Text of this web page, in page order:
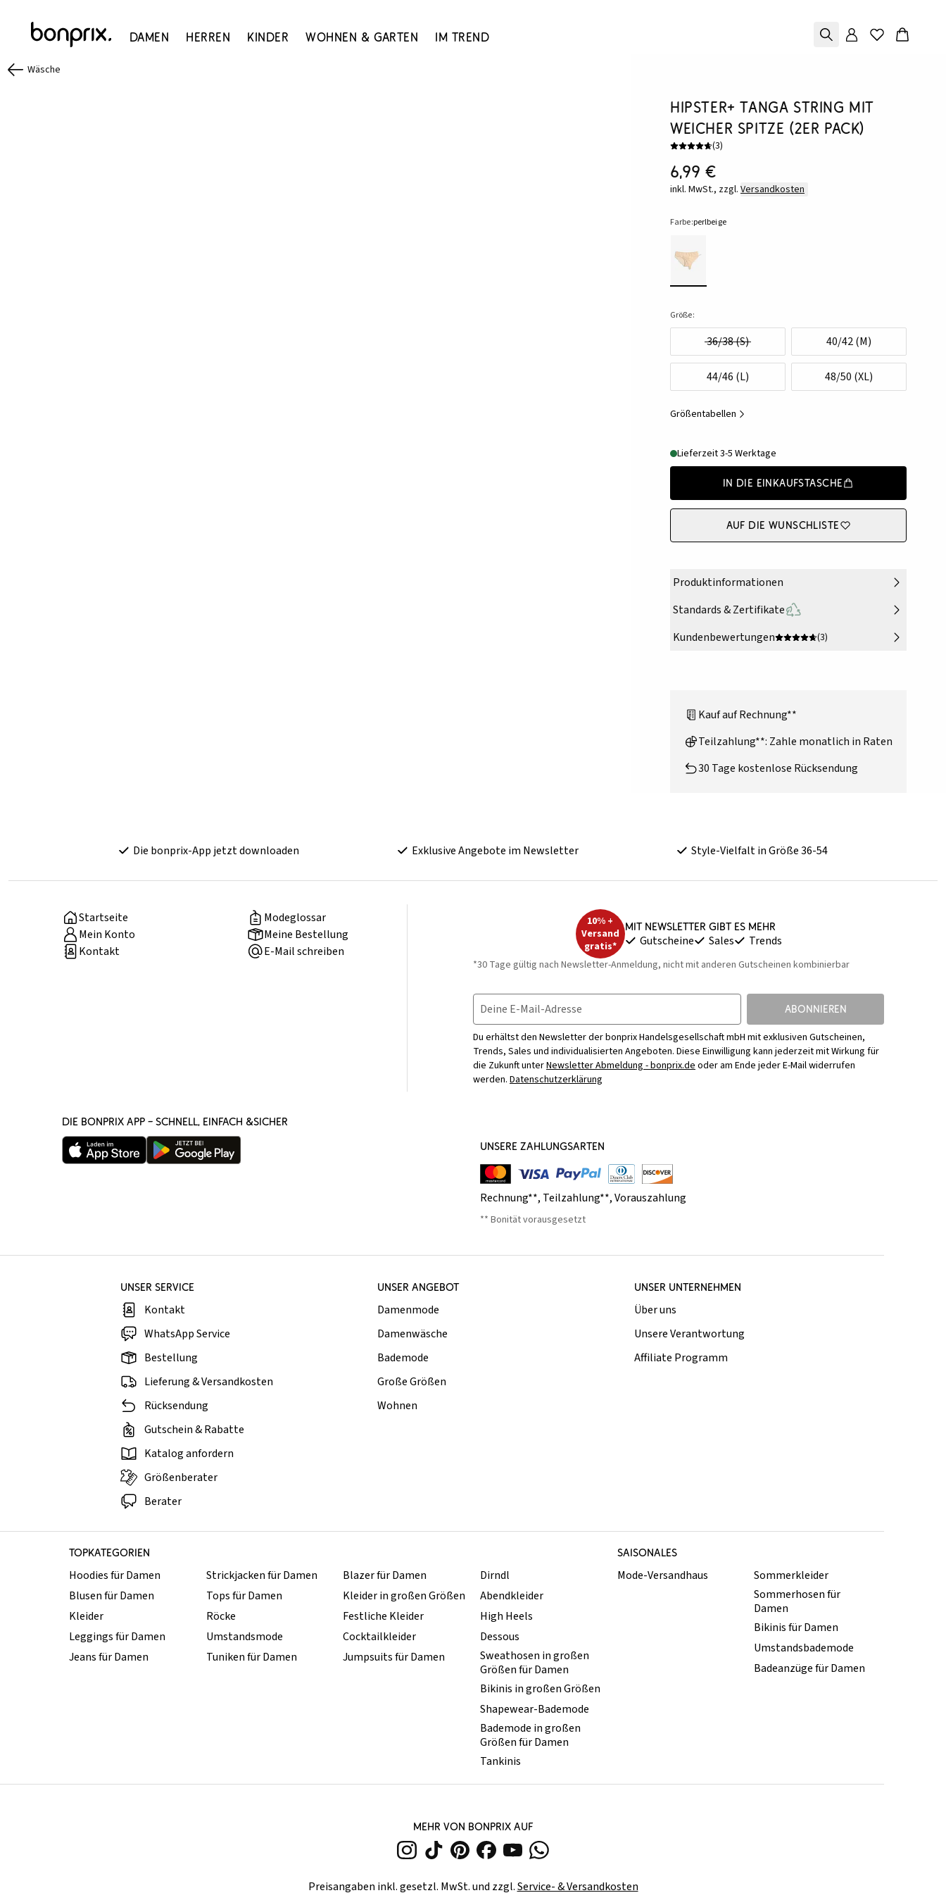
Damen Herren Kinder Wohnen & Garten Im Trend
Wäsche
Hipster+ Tanga String mit
weicher Spitze (2er Pack)
(3)
6,99 €
inkl. MwSt., zzgl. Versandkosten
Farbe:perlbeige
Größe:
36/38 (S) 40/42 (M)
44/46 (L) 48/50 (XL)
Größentabellen
Lieferzeit 3-5 Werktage
In die Einkaufstasche
Auf die Wunschliste
Produktinformationen
Standards & Zertifikate
Kundenbewertungen
(3)
Kauf auf Rechnung**
Teilzahlung**: Zahle monatlich in Raten
30 Tage kostenlose Rücksendung
Die bonprix-App jetzt downloaden Exklusive Angebote im Newsletter Style-Vielfalt in Größe 36-54
Startseite
Modeglossar
Mein Konto
Meine Bestellung
Kontakt
E-Mail schreiben
10% +
Versand
gratis*
Mit Newsletter gibt es mehr
Gutscheine Sales Trends
*30 Tage gültig nach Newsletter-Anmeldung, nicht mit anderen Gutscheinen kombinierbar
Deine E-Mail-Adresse ABONNIEREN
Du erhältst den Newsletter der bonprix Handelsgesellschaft mbH mit exklusiven Gutscheinen,
Trends, Sales und individualisierten Angeboten. Diese Einwilligung kann jederzeit mit Wirkung für
die Zukunft unterNewsletter Abmeldung - bonprix.deoder am Ende jeder E-Mail widerrufen
werden. Datenschutzerklärung
DIE BONPRIX APP – SCHNELL, EINFACH &SICHER
UNSERE ZAHLUNGSARTEN
Rechnung**, Teilzahlung**,Vorauszahlung
** Bonität vorausgesetzt
UNSER SERVICE
Kontakt
WhatsApp Service
Bestellung
Lieferung & Versandkosten
Rücksendung
Gutschein & Rabatte
Katalog anfordern
Größenberater
Berater
UNSER ANGEBOT
Damenmode
Damenwäsche
Bademode
Große Größen
Wohnen
UNSER UNTERNEHMEN
Über uns
Unsere Verantwortung
Affiliate Programm
TOPKATEGORIEN SAISONALES
Hoodies für Damen
Blusen für Damen
Kleider
Leggings für Damen
Jeans für Damen
Strickjacken für Damen
Tops für Damen
Röcke
Umstandsmode
Tuniken für Damen
Blazer für Damen
Kleider in großen Größen
Festliche Kleider
Cocktailkleider
Jumpsuits für Damen
Dirndl
Abendkleider
High Heels
Dessous
Sweathosen in großen
Größen für Damen
Mode-Versandhaus
Sommerkleider
Sommerhosen für
Damen
Bikinis für Damen
Umstandsbademode
Badeanzüge für Damen
Bikinis in großen Größen
Shapewear-Bademode
Bademode in großen
Größen für Damen
Tankinis
MEHR VON BONPRIX AUF
Preisangaben inkl. gesetzl. MwSt. und zzgl.Service- & Versandkosten